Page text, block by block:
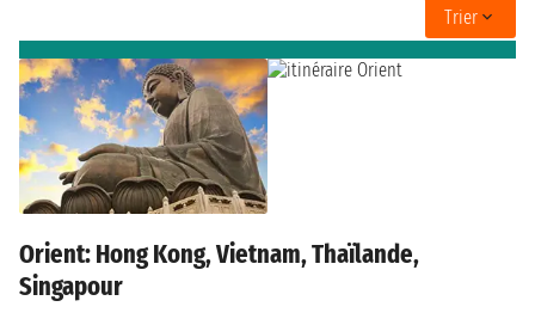
Trier
Orient: Hong Kong, Vietnam, Thaïlande,
Singapour